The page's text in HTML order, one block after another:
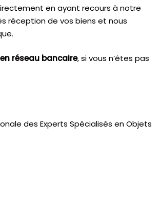
en ayant recours à notre
réception de vos biens et nous
réseau bancaire, si vous n’êtes pas
des Experts Spécialisés en Objets